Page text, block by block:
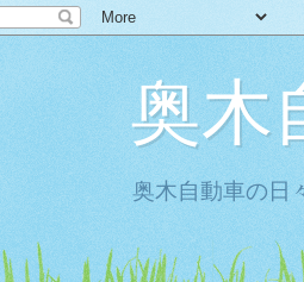
奥木
奥木自動車の日